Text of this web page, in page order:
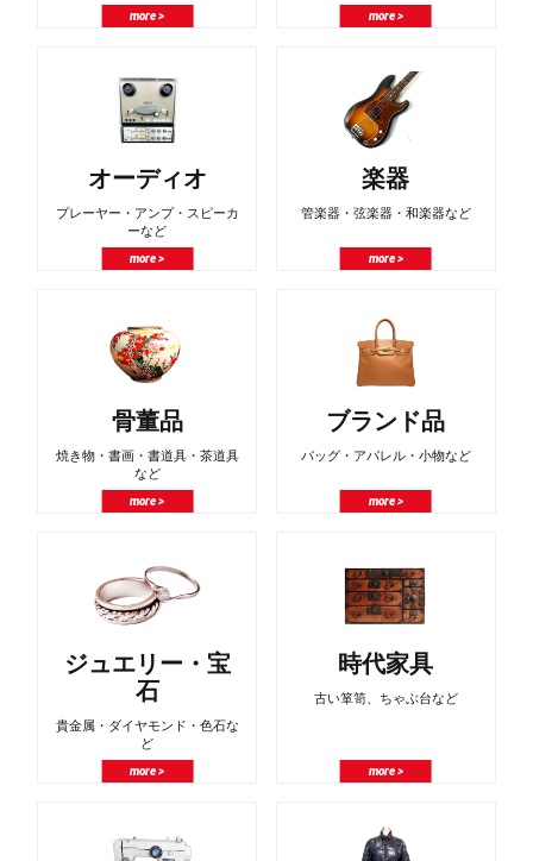
more > more >
オーディオ
プレーヤー・アンプ・スピーカ
ーなど
more >
楽器
管楽器・弦楽器・和楽器など
more >
骨董品
焼き物・書画・書道具・茶道具
など
more >
ブランド品
バッグ・アパレル・小物など
more >
ジュエリー・宝
石
貴金属・ダイヤモンド・色石な
ど
more >
時代家具
古い箪笥、ちゃぶ台など
more >